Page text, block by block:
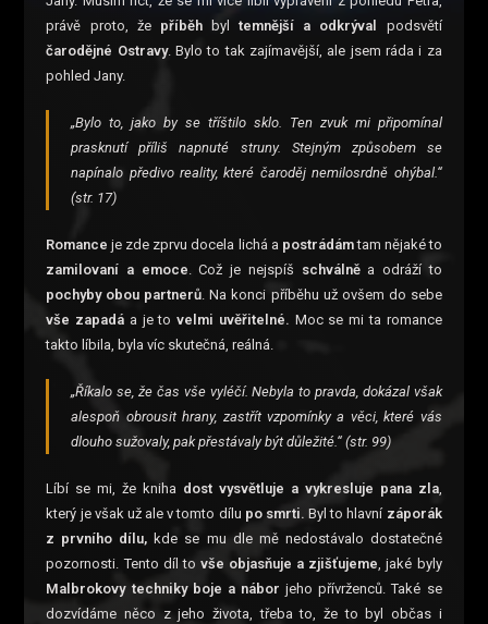
právě proto, že příběhbyltemnější a odkrýval
podsvětí
čarodějné Ostravy. Bylo to tak zajímavější, ale jsem ráda i za
pohled Jany.
„Bylo to, jako by se tříštilo sklo. Ten zvuk mi připomínal
prasknutí příliš napnuté struny. Stejným způsobem se
napínalo předivo reality, které čaroděj nemilosrdně ohýbal.“
(str. 17)
Romance je zde zprvu docela lichá a postrádámtam nějaké to
zamilovaní a emoce. Což je nejspíš schválněa odráží to
pochyby obou partnerů. Na konci příběhu už ovšem do sebe
vše zapadá a je tovelmi uvěřitelné. Moc se mi ta romance
takto líbila, byla víc skutečná, reálná.
„Říkalo se, že čas vše vyléčí. Nebyla to pravda, dokázal však
alespoň obrousit hrany, zastřít vzpomínky a věci, které vás
dlouho sužovaly, pak přestávaly být důležité.“ (str. 99)
Líbí se mi, že kniha dost vysvětluje a vykresluje pana zla,
který je však už ale v tomto dílu po smrti. Byl to hlavní záporák
z prvního dílu, kde se mu dle mě nedostávalo dostatečné
pozornosti. Tento díl to vše objasňuje a zjišťujeme, jaké byly
Malbrokovy techniky boje a nábor jeho přívrženců. Také se
dozvídáme něco z jeho života, třeba to, že to byl občas i